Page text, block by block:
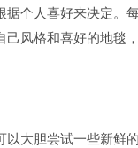
据个人喜好来决定。
己风格和喜好的地毯
以大胆尝试一些新鲜